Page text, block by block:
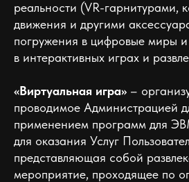
реальности (VR-гарнитурами,
движения и другими
погружения в цифровые миры и
в интерактивных играх и
«Виртуальная игра» –
проводимое Администрацией
применением программ для
для оказания Услуг
представляющая собой
мероприятие, проходящее по